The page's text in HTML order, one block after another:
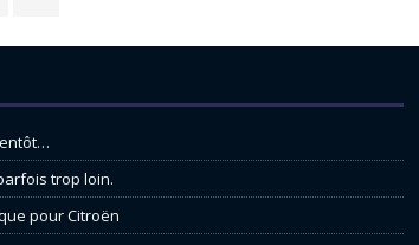
trop loin.
pour Citroën